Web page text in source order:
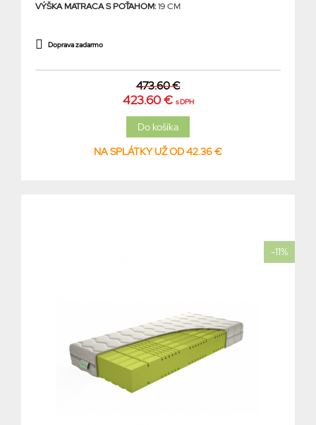
VÝŠKA MATRACA S POŤAHOM:19 CM
Doprava zadarmo
473.60 €
423.60 € s DPH
NA SPLÁTKY UŽ OD 42.36 €
-11%